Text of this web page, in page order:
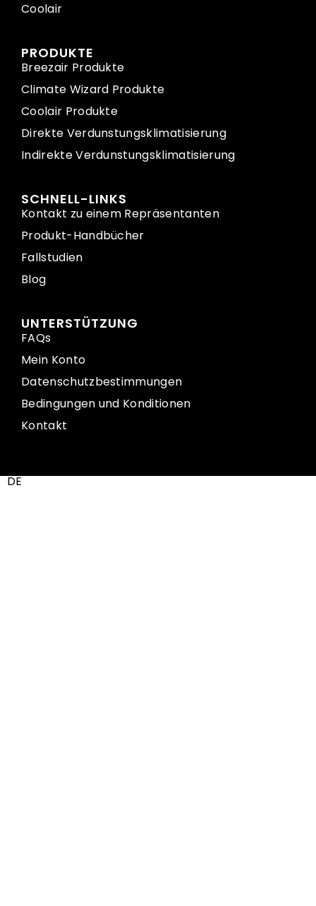
Coolair
PRODUKTE
Breezair Produkte
Climate Wizard Produkte
Coolair Produkte
Direkte Verdunstungsklimatisierung
Indirekte Verdunstungsklimatisierung
SCHNELL-LINKS
Kontakt zu einem Repräsentanten
Produkt-Handbücher
Fallstudien
Blog
UNTERSTÜTZUNG
FAQs
Mein Konto
Datenschutzbestimmungen
Bedingungen und Konditionen
Kontakt
DE